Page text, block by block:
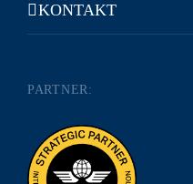
KONTAKT
PARTNER: